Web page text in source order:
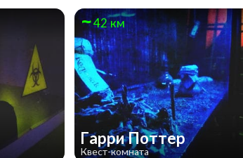
42 км
Гарри Поттер
Квест-комната